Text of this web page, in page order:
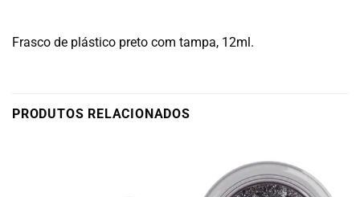
Frasco de plástico preto com tampa, 12ml.
PRODUTOS RELACIONADOS